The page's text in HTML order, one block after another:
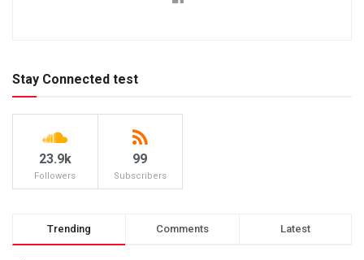
Stay Connected test
23.9k
Followers
99
Subscribers
Trending Comments Latest